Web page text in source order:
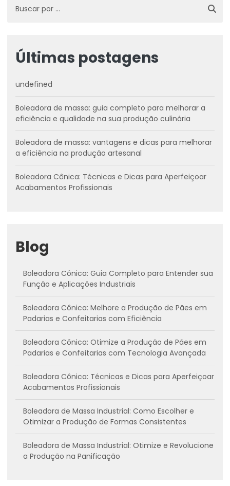
Últimas postagens
undefined
Boleadora de massa: guia completo para melhorar a
eficiência e qualidade na sua produção culinária
Boleadora de massa: vantagens e dicas para melhorar
a eficiência na produção artesanal
Boleadora Cônica: Técnicas e Dicas para Aperfeiçoar
Acabamentos Profissionais
Blog
Boleadora Cônica: Guia Completo para Entender sua
Função e Aplicações Industriais
Boleadora Cônica: Melhore a Produção de Pães em
Padarias e Confeitarias com Eficiência
Boleadora Cônica: Otimize a Produção de Pães em
Padarias e Confeitarias com Tecnologia Avançada
Boleadora Cônica: Técnicas e Dicas para Aperfeiçoar
Acabamentos Profissionais
Boleadora de Massa Industrial: Como Escolher e
Otimizar a Produção de Formas Consistentes
Boleadora de Massa Industrial: Otimize e Revolucione
a Produção na Panificação